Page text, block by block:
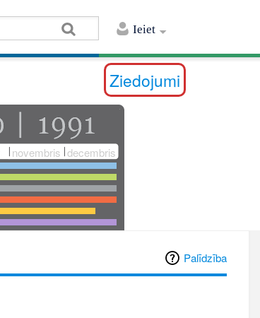
Ieiet
Ziedojumi
novembris decembris
Palīdzība